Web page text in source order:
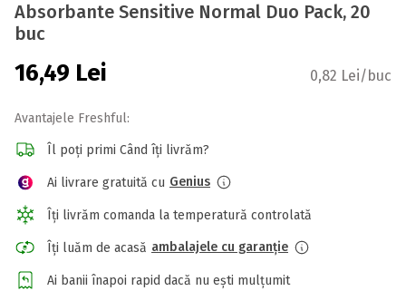
Absorbante Sensitive Normal Duo Pack, 20
buc
16,49 Lei 0,82 Lei/buc
Avantajele Freshful:
Îl poți primi Când îți livrăm?
Ai livrare gratuită cu Genius
Îți livrăm comanda la temperatură controlată
Îți luăm de acasă ambalajele cu garanție
Ai banii înapoi rapid dacă nu ești mulțumit